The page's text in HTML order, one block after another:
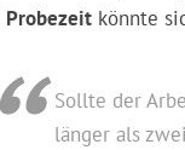
Probezeit könnte
Sollte der
länger als